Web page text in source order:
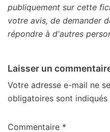
publiquement sur cette
votre avis, de demander
répondre à d'autres
Laisser un
Votre adresse e-mail ne
obligatoires sont indiqués
Commentaire *